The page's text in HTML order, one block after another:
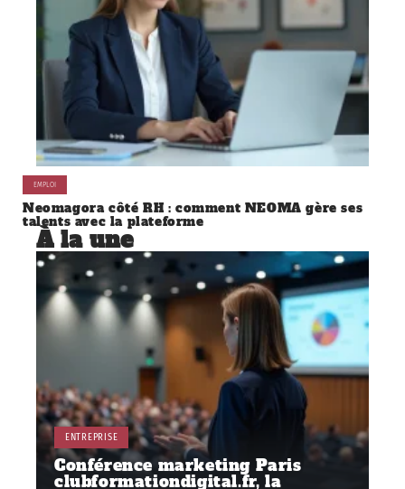
EMPLOI
Neomagora côté RH : comment NEOMA gère ses
talents avec la plateforme
À la une
ENTREPRISE
Conférence marketing Paris
clubformationdigital.fr, la